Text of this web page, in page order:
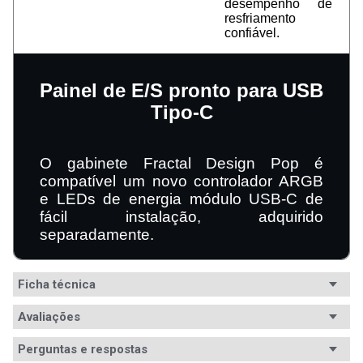
desempenho de
resfriamento
confiável.
Painel de E/S pronto para USB
Tipo-C
O gabinete Fractal Design Pop é
compatível um novo controlador ARGB
e LEDs de energia módulo USB-C de
fácil instalação, adquirido
separadamente.
Ficha técnica
Conteúdo da
embalagem
- 1x Estojo Pop XL Air
- 1x Bolsa de acessórios
- 1x Manual do usuário
Avaliações
Perguntas e respostas